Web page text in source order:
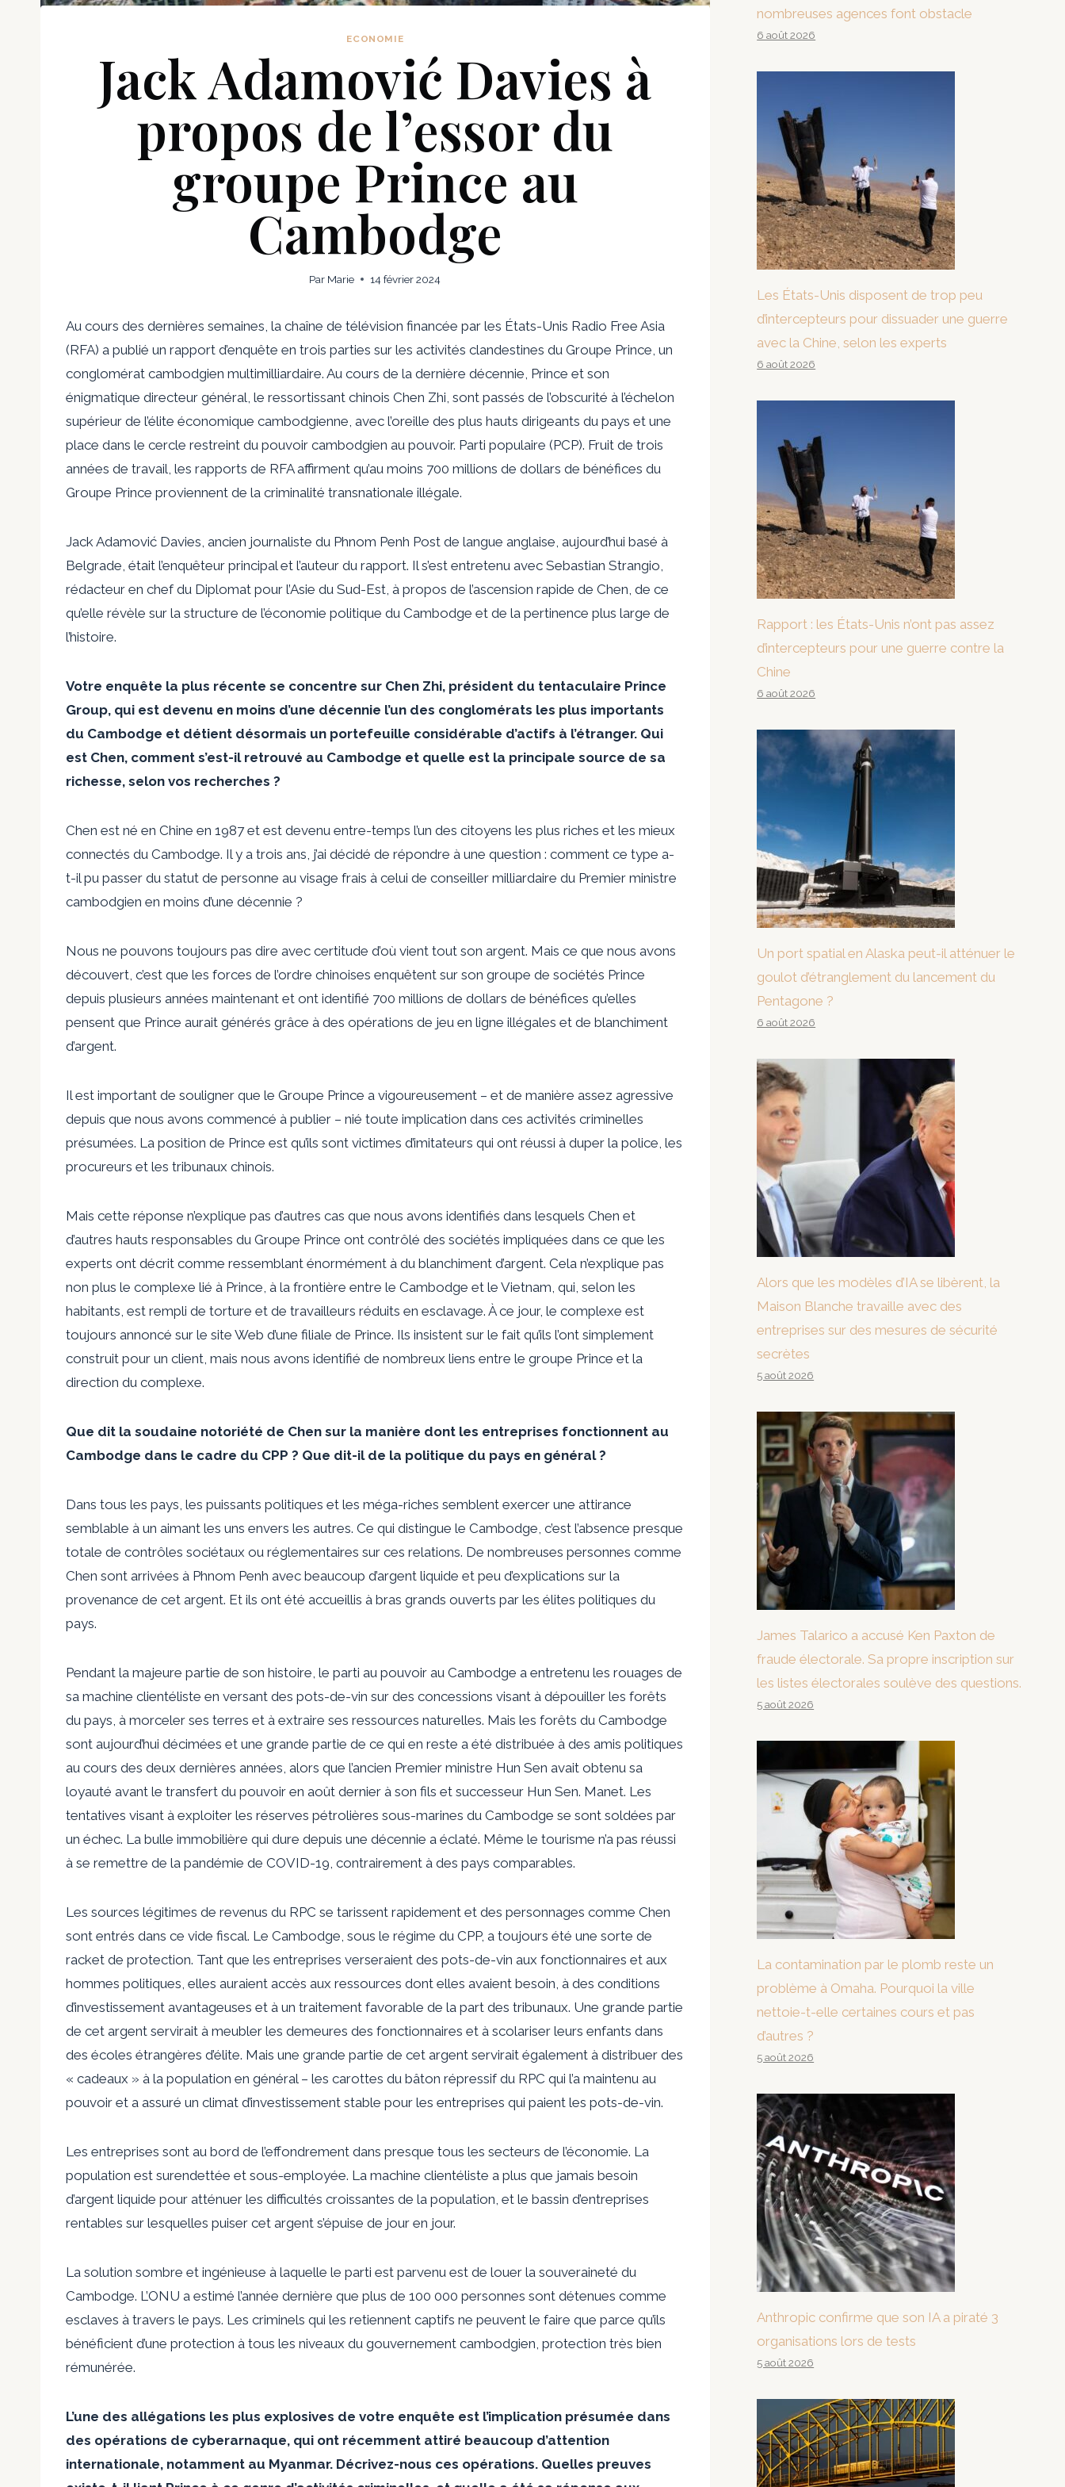
ECONOMIE
Jack Adamović Davies à
propos de l’essor du
groupe Prince au
Cambodge
Par Marie 14 février 2024
Au cours des dernières semaines, la chaîne de télévision financée par les États-Unis Radio Free Asia
(RFA) a publié un rapport d’enquête en trois parties sur les activités clandestines du Groupe Prince, un
conglomérat cambodgien multimilliardaire. Au cours de la dernière décennie, Prince et son
énigmatique directeur général, le ressortissant chinois Chen Zhi, sont passés de l’obscurité à l’échelon
supérieur de l’élite économique cambodgienne, avec l’oreille des plus hauts dirigeants du pays et une
place dans le cercle restreint du pouvoir cambodgien au pouvoir. Parti populaire (PCP). Fruit de trois
années de travail, les rapports de RFA affirment qu’au moins 700 millions de dollars de bénéfices du
Groupe Prince proviennent de la criminalité transnationale illégale.
Jack Adamović Davies, ancien journaliste du Phnom Penh Post de langue anglaise, aujourd’hui basé à
Belgrade, était l’enquêteur principal et l’auteur du rapport. Il s’est entretenu avec Sebastian Strangio,
rédacteur en chef du Diplomat pour l’Asie du Sud-Est, à propos de l’ascension rapide de Chen, de ce
qu’elle révèle sur la structure de l’économie politique du Cambodge et de la pertinence plus large de
l’histoire.
Votre enquête la plus récente se concentre sur Chen Zhi, président du tentaculaire Prince
Group, qui est devenu en moins d’une décennie l’un des conglomérats les plus importants
du Cambodge et détient désormais un portefeuille considérable d’actifs à l’étranger. Qui
est Chen, comment s’est-il retrouvé au Cambodge et quelle est la principale source de sa
richesse, selon vos recherches ?
Chen est né en Chine en 1987 et est devenu entre-temps l’un des citoyens les plus riches et les mieux
connectés du Cambodge. Il y a trois ans, j’ai décidé de répondre à une question : comment ce type a-
t-il pu passer du statut de personne au visage frais à celui de conseiller milliardaire du Premier ministre
cambodgien en moins d’une décennie ?
Nous ne pouvons toujours pas dire avec certitude d’où vient tout son argent. Mais ce que nous avons
découvert, c’est que les forces de l’ordre chinoises enquêtent sur son groupe de sociétés Prince
depuis plusieurs années maintenant et ont identifié 700 millions de dollars de bénéfices qu’elles
pensent que Prince aurait générés grâce à des opérations de jeu en ligne illégales et de blanchiment
d’argent.
Il est important de souligner que le Groupe Prince a vigoureusement – ​​et de manière assez agressive
depuis que nous avons commencé à publier – nié toute implication dans ces activités criminelles
présumées. La position de Prince est qu’ils sont victimes d’imitateurs qui ont réussi à duper la police, les
procureurs et les tribunaux chinois.
Mais cette réponse n’explique pas d’autres cas que nous avons identifiés dans lesquels Chen et
d’autres hauts responsables du Groupe Prince ont contrôlé des sociétés impliquées dans ce que les
experts ont décrit comme ressemblant énormément à du blanchiment d’argent. Cela n’explique pas
non plus le complexe lié à Prince, à la frontière entre le Cambodge et le Vietnam, qui, selon les
habitants, est rempli de torture et de travailleurs réduits en esclavage. À ce jour, le complexe est
toujours annoncé sur le site Web d’une filiale de Prince. Ils insistent sur le fait qu’ils l’ont simplement
construit pour un client, mais nous avons identifié de nombreux liens entre le groupe Prince et la
direction du complexe.
Que dit la soudaine notoriété de Chen sur la manière dont les entreprises fonctionnent au
Cambodge dans le cadre du CPP ? Que dit-il de la politique du pays en général ?
Dans tous les pays, les puissants politiques et les méga-riches semblent exercer une attirance
semblable à un aimant les uns envers les autres. Ce qui distingue le Cambodge, c’est l’absence presque
totale de contrôles sociétaux ou réglementaires sur ces relations. De nombreuses personnes comme
Chen sont arrivées à Phnom Penh avec beaucoup d’argent liquide et peu d’explications sur la
provenance de cet argent. Et ils ont été accueillis à bras grands ouverts par les élites politiques du
pays.
Pendant la majeure partie de son histoire, le parti au pouvoir au Cambodge a entretenu les rouages ​​de
sa machine clientéliste en versant des pots-de-vin sur des concessions visant à dépouiller les forêts
du pays, à morceler ses terres et à extraire ses ressources naturelles. Mais les forêts du Cambodge
sont aujourd’hui décimées et une grande partie de ce qui en reste a été distribuée à des amis politiques
au cours des deux dernières années, alors que l’ancien Premier ministre Hun Sen avait obtenu sa
loyauté avant le transfert du pouvoir en août dernier à son fils et successeur Hun Sen. Manet. Les
tentatives visant à exploiter les réserves pétrolières sous-marines du Cambodge se sont soldées par
un échec. La bulle immobilière qui dure depuis une décennie a éclaté. Même le tourisme n’a pas réussi
à se remettre de la pandémie de COVID-19, contrairement à des pays comparables.
Les sources légitimes de revenus du RPC se tarissent rapidement et des personnages comme Chen
sont entrés dans ce vide fiscal. Le Cambodge, sous le régime du CPP, a toujours été une sorte de
racket de protection. Tant que les entreprises verseraient des pots-de-vin aux fonctionnaires et aux
hommes politiques, elles auraient accès aux ressources dont elles avaient besoin, à des conditions
d’investissement avantageuses et à un traitement favorable de la part des tribunaux. Une grande partie
de cet argent servirait à meubler les demeures des fonctionnaires et à scolariser leurs enfants dans
des écoles étrangères d’élite. Mais une grande partie de cet argent servirait également à distribuer des
« cadeaux » à la population en général – les carottes du bâton répressif du RPC qui l’a maintenu au
pouvoir et a assuré un climat d’investissement stable pour les entreprises qui paient les pots-de-vin.
Les entreprises sont au bord de l’effondrement dans presque tous les secteurs de l’économie. La
population est surendettée et sous-employée. La machine clientéliste a plus que jamais besoin
d’argent liquide pour atténuer les difficultés croissantes de la population, et le bassin d’entreprises
rentables sur lesquelles puiser cet argent s’épuise de jour en jour.
La solution sombre et ingénieuse à laquelle le parti est parvenu est de louer la souveraineté du
Cambodge. L’ONU a estimé l’année dernière que plus de 100 000 personnes sont détenues comme
esclaves à travers le pays. Les criminels qui les retiennent captifs ne peuvent le faire que parce qu’ils
bénéficient d’une protection à tous les niveaux du gouvernement cambodgien, protection très bien
rémunérée.
L’une des allégations les plus explosives de votre enquête est l’implication présumée dans
des opérations de cyberarnaque, qui ont récemment attiré beaucoup d’attention
internationale, notamment au Myanmar. Décrivez-nous ces opérations. Quelles preuves
nombreuses agences font obstacle
6 août 2026
Les États-Unis disposent de trop peu
d’intercepteurs pour dissuader une guerre
avec la Chine, selon les experts
6 août 2026
Rapport : les États-Unis n’ont pas assez
d’intercepteurs pour une guerre contre la
Chine
6 août 2026
Un port spatial en Alaska peut-il atténuer le
goulot d’étranglement du lancement du
Pentagone ?
6 août 2026
Alors que les modèles d’IA se libèrent, la
Maison Blanche travaille avec des
entreprises sur des mesures de sécurité
secrètes
5 août 2026
James Talarico a accusé Ken Paxton de
fraude électorale. Sa propre inscription sur
les listes électorales soulève des questions.
5 août 2026
La contamination par le plomb reste un
problème à Omaha. Pourquoi la ville
nettoie-t-elle certaines cours et pas
d’autres ?
5 août 2026
Anthropic confirme que son IA a piraté 3
organisations lors de tests
5 août 2026